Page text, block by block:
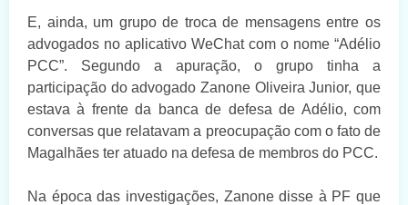
E, ainda, um grupo de troca de mensagens entre os
advogados no aplicativo WeChat com o nome “Adélio
PCC”. Segundo a apuração, o grupo tinha a
participação do advogado Zanone Oliveira Junior, que
estava à frente da banca de defesa de Adélio, com
conversas que relatavam a preocupação com o fato de
Magalhães ter atuado na defesa de membros do PCC.
Na época das investigações, Zanone disse à PF que